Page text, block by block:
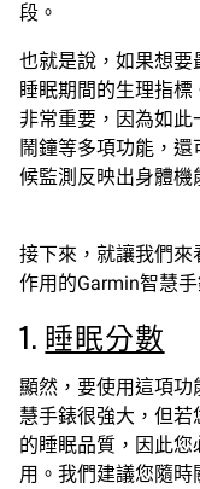
段。
也就是說，如果想
睡眠期間的生理指
非常重要，因為如
鬧鐘等多項功能，
候監測反映出身體機
接下來，就讓我們
作用的Garmin智慧
1. 睡眠分數
顯然，要使用這項
慧手錶很強大，但
的睡眠品質，因此
用。我們建議您隨